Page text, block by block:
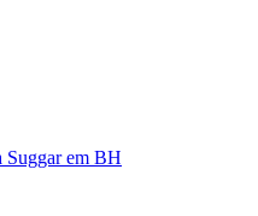
Suggar em BH